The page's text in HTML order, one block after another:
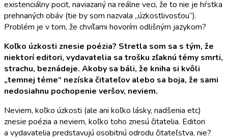
existenciálny pocit, naviazaný na reálne veci, že to nie je hŕstka
prehnaných obáv (tie by som nazvala „úzkostlivosťou“).
Problém je v tom, že chvíľami hovorím odlišným jazykom?
Koľko úzkosti znesie poézia? Stretla som sa s tým, že
niektorí editori, vydavatelia sa trošku zľaknú témy smrti,
strachu, beznádeje. Akoby sa báli, že kniha si kvôli
„temnej téme“ nezíska čitateľov alebo sa boja, že sami
nedosiahnu pochopenie veršov, neviem.
Neviem, koľko úzkosti (ale ani koľko lásky, nadšenia etc)
znesie poézia a neviem, koľko toho znesú čitatelia. Editori
a vydavatelia predstavujú osobitnú odrodu čitateľstva, nie?